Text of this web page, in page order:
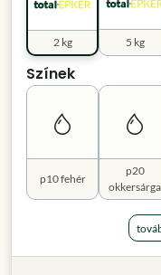
2 kg 5 kg
Színek
p10 fehér
p20
okkersárga